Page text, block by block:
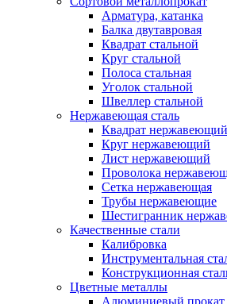
Арматура, катанка
Балка двутавровая
Квадрат стальной
Круг стальной
Полоса стальная
Уголок стальной
Швеллер стальной
Нержавеющая сталь
Квадрат нержавеющий
Круг нержавеющий
Лист нержавеющий
Проволока
Сетка нержавеющая
Трубы нержавеющие
Шестигранник
Качественные стали
Калибровка
Инструментальная
Конструкционная
Цветные металлы
Алюминиевый прокат